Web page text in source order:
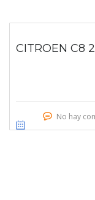
CITROEN C8
No hay